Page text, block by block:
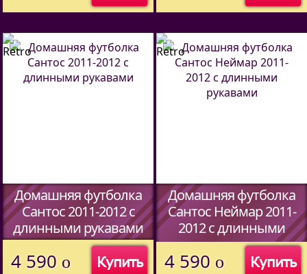
Домашняя футболка
Сантос 2011-2012 с
длинными рукавами
Купить
4 590 o
Домашняя футболка
Сантос Неймар 2011-
2012 с длинными
рукавами
(Код:45067014 Купить
4 590 o